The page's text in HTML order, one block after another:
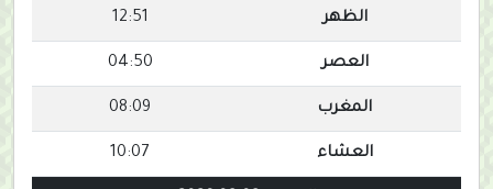
الظهر 12:51
العصر 04:50
المغرب 08:09
العشاء 10:07